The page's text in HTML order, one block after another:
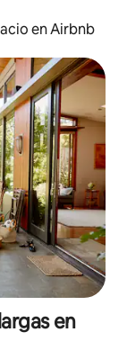
en Airbnb
en